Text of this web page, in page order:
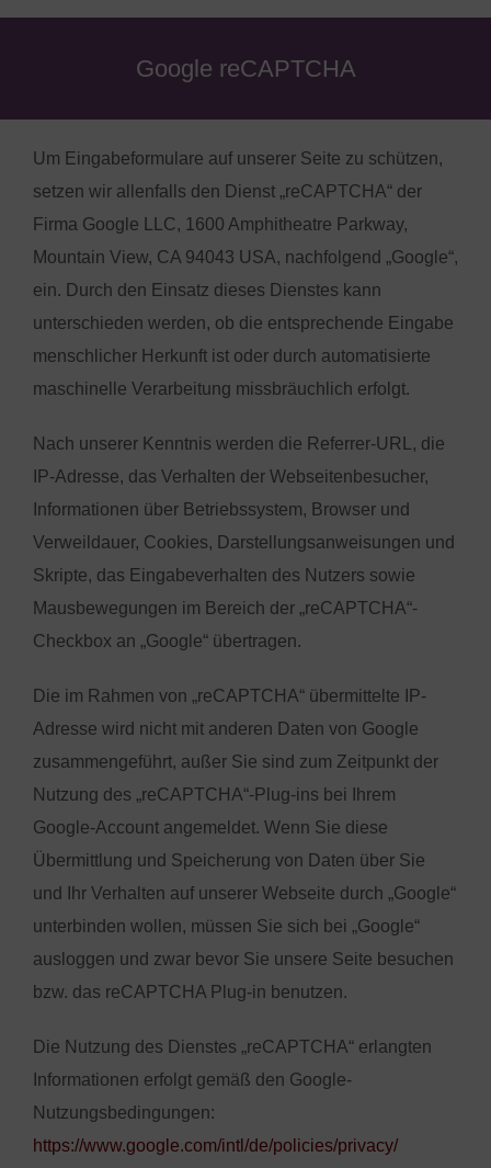
Google reCAPTCHA
Um Eingabeformulare auf unserer Seite zu schützen,
setzen wir allenfalls den Dienst „reCAPTCHA“ der
Firma Google LLC, 1600 Amphitheatre Parkway,
Mountain View, CA 94043 USA, nachfolgend „Google“,
ein. Durch den Einsatz dieses Dienstes kann
unterschieden werden, ob die entsprechende Eingabe
menschlicher Herkunft ist oder durch automatisierte
maschinelle Verarbeitung missbräuchlich erfolgt.
Nach unserer Kenntnis werden die Referrer-URL, die
IP-Adresse, das Verhalten der Webseitenbesucher,
Informationen über Betriebssystem, Browser und
Verweildauer, Cookies, Darstellungsanweisungen und
Skripte, das Eingabeverhalten des Nutzers sowie
Mausbewegungen im Bereich der „reCAPTCHA“-
Checkbox an „Google“ übertragen.
Die im Rahmen von „reCAPTCHA“ übermittelte IP-
Adresse wird nicht mit anderen Daten von Google
zusammengeführt, außer Sie sind zum Zeitpunkt der
Nutzung des „reCAPTCHA“-Plug-ins bei Ihrem
Google-Account angemeldet. Wenn Sie diese
Übermittlung und Speicherung von Daten über Sie
und Ihr Verhalten auf unserer Webseite durch „Google“
unterbinden wollen, müssen Sie sich bei „Google“
ausloggen und zwar bevor Sie unsere Seite besuchen
bzw. das reCAPTCHA Plug-in benutzen.
Die Nutzung des Dienstes „reCAPTCHA“ erlangten
Informationen erfolgt gemäß den Google-
Nutzungsbedingungen:
https://www.google.com/intl/de/policies/privacy/